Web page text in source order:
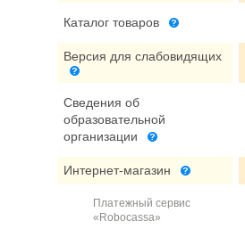
Каталог товаров
Версия для слабовидящих
Сведения об
образовательной
организации
Интернет-магазин
Платежный сервис
«Robocassa»